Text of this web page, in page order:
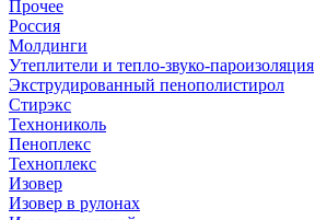
Прочее
Россия
Молдинги
Утеплители и тепло-звуко-пароизоляция
Экструдированный пенополистирол
Стирэкс
Технониколь
Пеноплекс
Техноплекс
Изовер
Изовер в рулонах